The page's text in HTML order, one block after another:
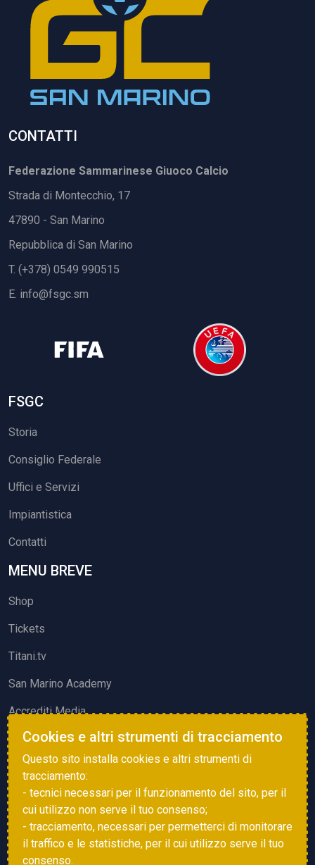
CONTATTI
Federazione Sammarinese Giuoco Calcio
Strada di Montecchio, 17
47890 - San Marino
Repubblica di San Marino
T. (+378) 0549 990515
E. info@fsgc.sm
FSGC
Storia
Consiglio Federale
Uffici e Servizi
Impiantistica
Contatti
MENU BREVE
Shop
Tickets
Titani.tv
San Marino Academy
Accrediti Media
ATTIVITÀ ED EVENTI
Squadre di Calcio
Associazione Sammarinese Arbitri
Vota gol e parata
Cookies e altri strumenti di tracciamento
Questo sito installa cookies e altri strumenti di
tracciamento:
- tecnici necessari per il funzionamento del sito, per il
cui utilizzo non serve il tuo consenso;
- tracciamento, necessari per permetterci di monitorare
il traffico e le statistiche, per il cui utilizzo serve il tuo
consenso.